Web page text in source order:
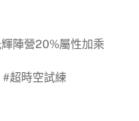
陣營20%屬性加乘
#超時空試練